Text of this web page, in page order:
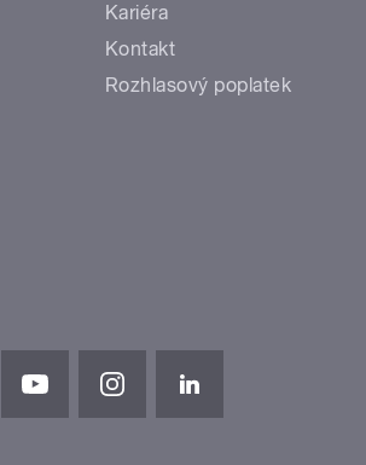
Kariéra
Kontakt
Rozhlasový poplatek